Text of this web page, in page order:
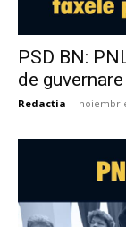
PSD BN:
de
Redactia -